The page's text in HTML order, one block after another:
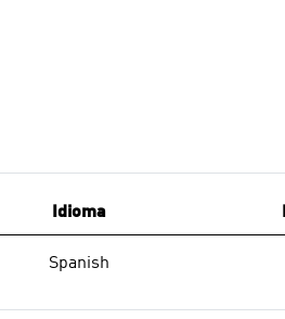
Idioma
Spanish